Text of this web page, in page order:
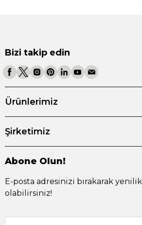
Bizi takip edin
Ürünlerimiz
Şirketimiz
Abone Olun!
E-posta adresinizi bırakarak
olabilirsiniz!